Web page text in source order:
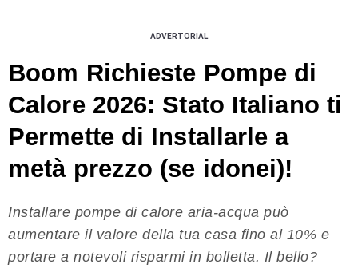
ADVERTORIAL
Boom Richieste Pompe di
Calore 2026: Stato Italiano ti
Permette di Installarle a
metà prezzo (se idonei)!
Installare pompe di calore aria-acqua può
aumentare il valore della tua casa fino al 10% e
portare a notevoli risparmi in bolletta. Il bello?